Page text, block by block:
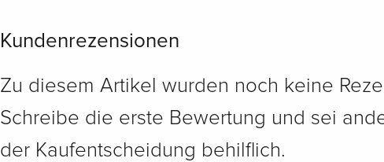
Kundenrezensionen
Zu diesem Artikel wurden noch keine
Schreibe die erste Bewertung und sei
der Kaufentscheidung behilflich.